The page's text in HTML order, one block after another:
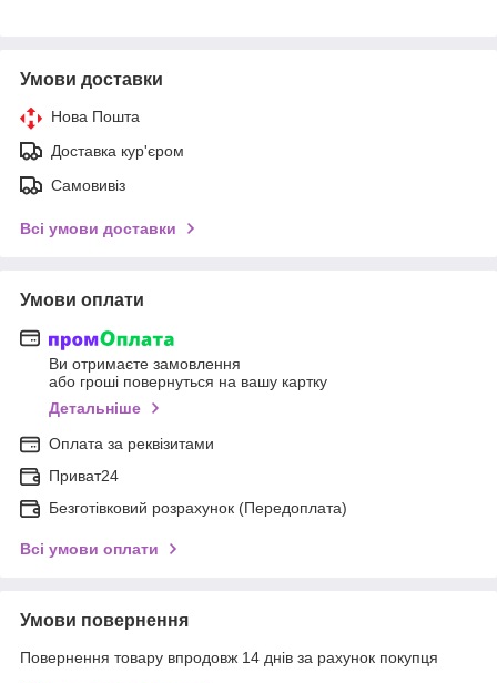
Умови доставки
Нова Пошта
Доставка кур'єром
Самовивіз
Всі умови доставки
Умови оплати
Ви отримаєте замовлення
або гроші повернуться на вашу картку
Детальніше
Оплата за реквізитами
Приват24
Безготівковий розрахунок (Передоплата)
Всі умови оплати
Умови повернення
Повернення товару впродовж 14 днів за рахунок покупця